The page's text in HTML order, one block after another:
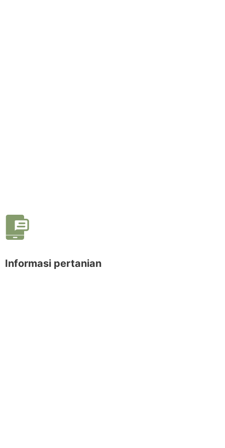
Informasi pertanian